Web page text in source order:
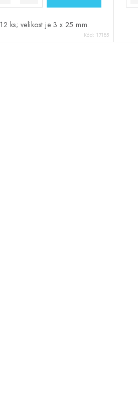
12 ks; velikost je 3 x 25 mm.
Kód: 17185